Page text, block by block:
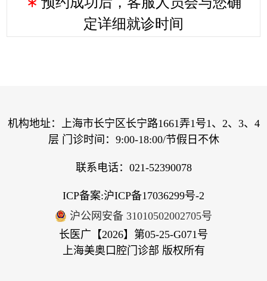
机构地址：上海市长宁区长宁路1661弄1号1、2、3、4
层 门诊时间：9:00-18:00/节假日不休
联系电话：021-52390078
ICP备案:沪ICP备17036299号-2
沪公网安备 31010502002705号
长医广【2026】第05-25-G071号
上海美奥口腔门诊部 版权所有